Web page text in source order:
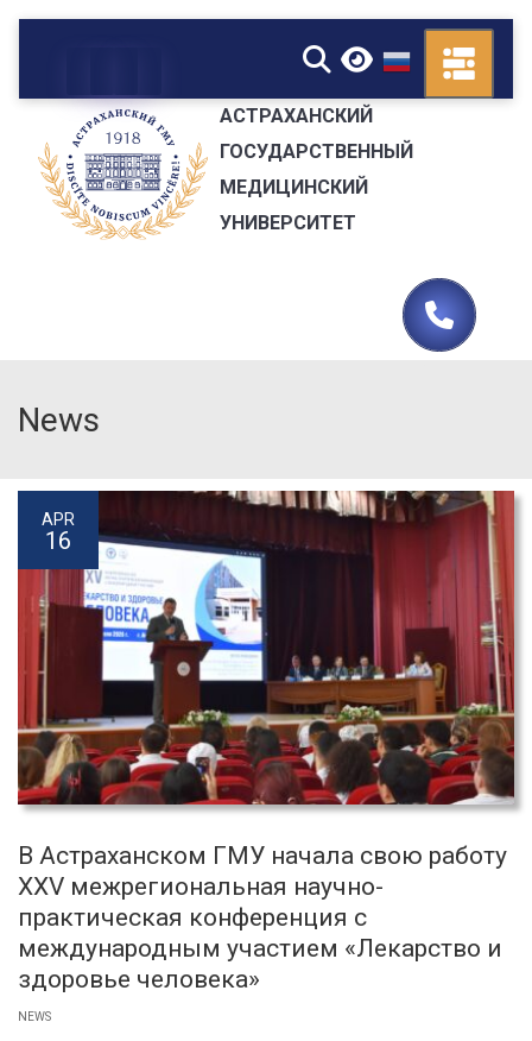
▼
АСТРАХАНСКИЙ
ГОСУДАРСТВЕННЫЙ
МЕДИЦИНСКИЙ
УНИВЕРСИТЕТ
News
APR
16
В Астраханском ГМУ начала свою работу
XXV межрегиональная научно-
практическая конференция с
международным участием «Лекарство и
здоровье человека»
NEWS